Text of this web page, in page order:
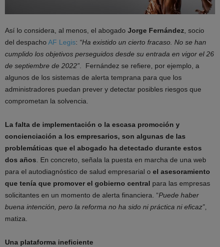
Así lo considera, al menos, el abogado Jorge Fernández, socio
del despacho AF Legis: “Ha existido un cierto fracaso. No se han
cumplido los objetivos perseguidos desde su entrada en vigor el 26
de septiembre de 2022”. Fernández se refiere, por ejemplo, a
algunos de los sistemas de alerta temprana para que los
administradores puedan prever y detectar posibles riesgos que
comprometan la solvencia.
La falta de implementación o la escasa promoción y
concienciación a los empresarios, son algunas de las
problemáticas que el abogado ha detectado durante estos
dos años. En concreto, señala la puesta en marcha de una web
para el autodiagnóstico de salud empresarial o el asesoramiento
que tenía que promover el gobierno central para las empresas
solicitantes en un momento de alerta financiera. “Puede haber
buena intención, pero la reforma no ha sido ni práctica ni eficaz”,
matiza.
Una plataforma ineficiente